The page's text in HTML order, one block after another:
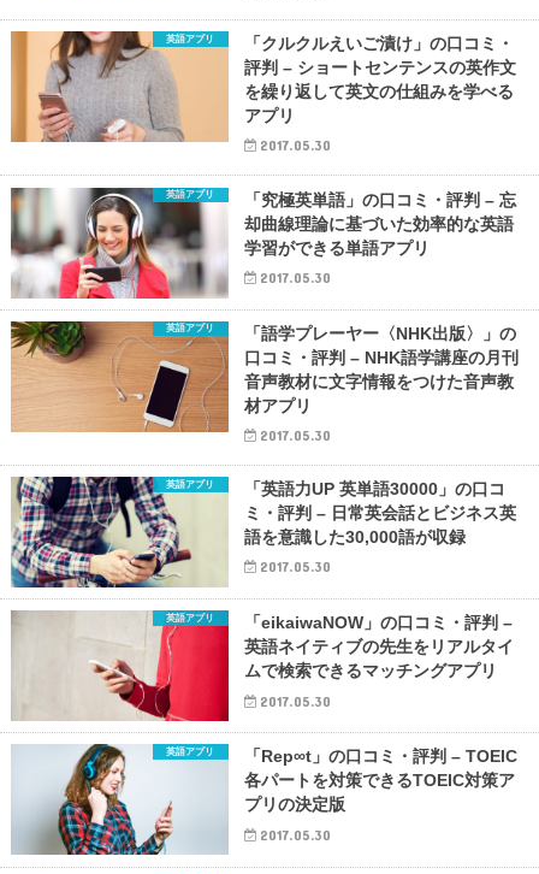
英語アプリ
「クルクルえいご漬け」の口コミ・
評判 – ショートセンテンスの英作文
を繰り返して英文の仕組みを学べる
アプリ
2017.05.30
英語アプリ
「究極英単語」の口コミ・評判 – 忘
却曲線理論に基づいた効率的な英語
学習ができる単語アプリ
2017.05.30
英語アプリ
「語学プレーヤー〈NHK出版〉」の
口コミ・評判 – NHK語学講座の月刊
音声教材に文字情報をつけた音声教
材アプリ
2017.05.30
英語アプリ
「英語力UP 英単語30000」の口コ
ミ・評判 – 日常英会話とビジネス英
語を意識した30,000語が収録
2017.05.30
英語アプリ
「eikaiwaNOW」の口コミ・評判 –
英語ネイティブの先生をリアルタイ
ムで検索できるマッチングアプリ
2017.05.30
英語アプリ
「Rep∞t」の口コミ・評判 – TOEIC
各パートを対策できるTOEIC対策ア
プリの決定版
2017.05.30